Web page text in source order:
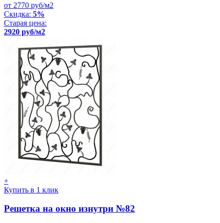
от 2770 руб/м2
Скидка: 5%
Старая цена:
2920 руб/м2
+
Купить в 1 клик
Решетка на окно изнутри №82